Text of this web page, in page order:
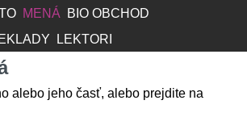
MENÁ
BIO OBCHOD
LEKTORI
alebo jeho časť, alebo prejdite na